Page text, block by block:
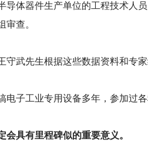
导体器件生产单位的工程技术人
审查。
守武先生根据这些数据资料和专
电子工业专用设备多年，参加过
会具有里程碑似的重要意义。